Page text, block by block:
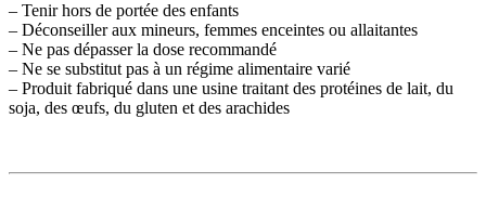
– Tenir hors de portée des enfants
– Déconseiller aux mineurs, femmes enceintes ou allaitantes
– Ne pas dépasser la dose recommandé
– Ne se substitut pas à un régime alimentaire varié
– Produit fabriqué dans une usine traitant des protéines de lait, du
soja, des œufs, du gluten et des arachides